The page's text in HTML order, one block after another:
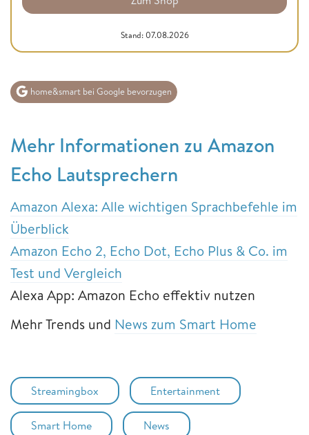
Stand: 07.08.2026
home&smart bei Google bevorzugen
Mehr Informationen zu Amazon
Echo Lautsprechern
Amazon Alexa: Alle wichtigen Sprachbefehle im
Überblick
Amazon Echo 2, Echo Dot, Echo Plus & Co. im
Test und Vergleich
Alexa App: Amazon Echo effektiv nutzen
Mehr Trends und News zum Smart Home
Streamingbox Entertainment
Smart Home News